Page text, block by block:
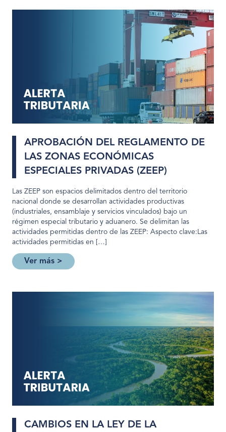
APROBACIÓN DEL REGLAMENTO DE
LAS ZONAS ECONÓMICAS
ESPECIALES PRIVADAS (ZEEP)
Las ZEEP son espacios delimitados dentro del territorio
nacional donde se desarrollan actividades productivas
(industriales, ensamblaje y servicios vinculados) bajo un
régimen especial tributario y aduanero. Se delimitan las
actividades permitidas dentro de las ZEEP: Aspecto clave:Las
actividades permitidas en […]
Ver más >
CAMBIOS EN LA LEY DE LA